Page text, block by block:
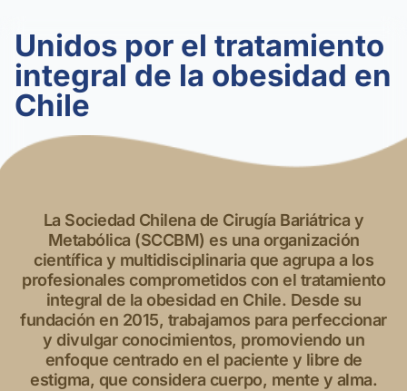
Unidos por el tratamiento
integral de la obesidad en
Chile
La Sociedad Chilena de Cirugía Bariátrica y
Metabólica (SCCBM) es una organización
científica y multidisciplinaria que agrupa a los
profesionales comprometidos con el tratamiento
integral de la obesidad en Chile. Desde su
fundación en 2015, trabajamos para perfeccionar
y divulgar conocimientos, promoviendo un
enfoque centrado en el paciente y libre de
estigma, que considera cuerpo, mente y alma.